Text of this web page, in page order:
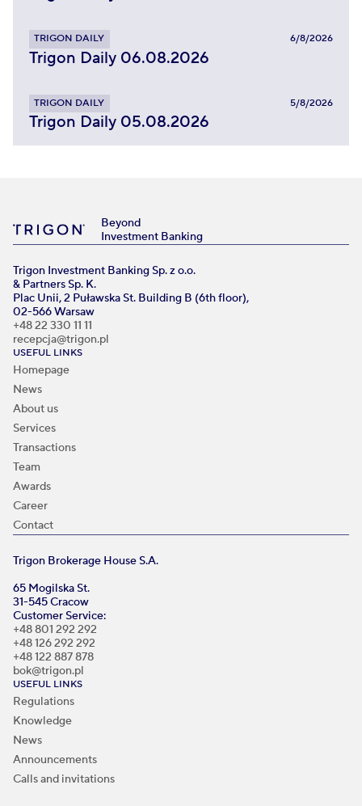
TRIGON DAILY 6/8/2026
Trigon Daily 06.08.2026
TRIGON DAILY 5/8/2026
Trigon Daily 05.08.2026
Beyond
Investment Banking
Trigon Investment Banking Sp. z o.o.
& Partners Sp. K.
Plac Unii, 2 Puławska St. Building B (6th floor),
02-566 Warsaw
+48 22 330 11 11
recepcja@trigon.pl
USEFUL LINKS
Homepage
News
About us
Services
Transactions
Team
Awards
Career
Contact
Trigon Brokerage House S.A.
65 Mogilska St.
31-545 Cracow
Customer Service:
+48 801 292 292
+48 126 292 292
+48 122 887 878
bok@trigon.pl
USEFUL LINKS
Regulations
Knowledge
News
Announcements
Calls and invitations